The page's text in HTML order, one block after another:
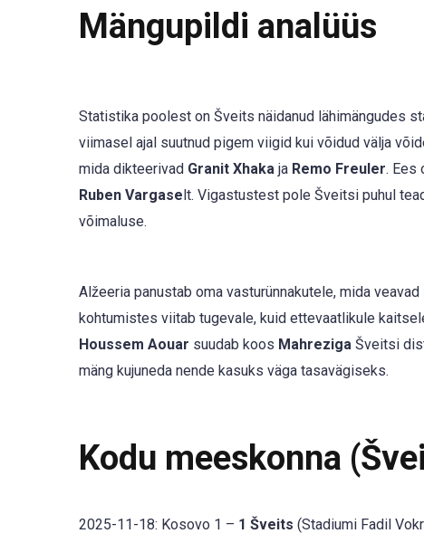
Mängupildi analüüs
Statistika poolest on Šveits näidanud lähimängudes
viimasel ajal suutnud pigem viigid kui võidud välja
mida dikteerivad Granit Xhaka ja Remo Freuler. Ees
Ruben Vargase lt. Vigastustest pole Šveitsi puhul
võimaluse.
Alžeeria panustab oma vasturünnakutele, mida veavad
kohtumistes viitab tugevale, kuid ettevaatlikule
Houssem Aouar suudab koos Mahreziga Šveitsi
mäng kujuneda nende kasuks väga tasavägiseks.
Kodu meeskonna
2025-11-18: Kosovo 1 – 1 Šveits (Stadiumi Fadil